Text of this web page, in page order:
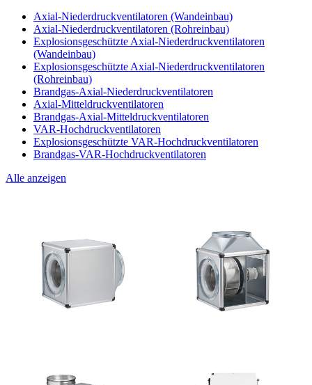
Axial-Niederdruckventilatoren (Wandeinbau)
Axial-Niederdruckventilatoren (Rohreinbau)
Explosionsgeschützte Axial-Niederdruckventilatoren
(Wandeinbau)
Explosionsgeschützte Axial-Niederdruckventilatoren
(Rohreinbau)
Brandgas-Axial-Niederdruckventilatoren
Axial-Mitteldruckventilatoren
Brandgas-Axial-Mitteldruckventilatoren
VAR-Hochdruckventilatoren
Explosionsgeschützte VAR-Hochdruckventilatoren
Brandgas-VAR-Hochdruckventilatoren
Alle anzeigen